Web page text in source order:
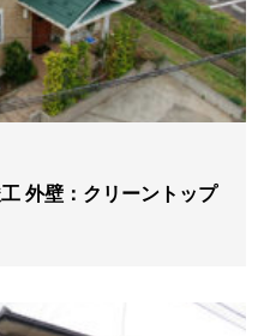
t
i
o
n
外壁：クリーントップ